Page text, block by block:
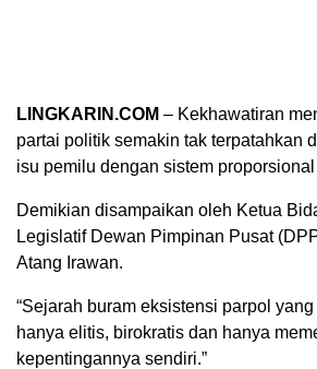
LINGKARIN.COM – Kekhawatiran
partai politik semakin tak terpatahkan
isu pemilu dengan sistem proporsional
Demikian disampaikan oleh Ketua
Legislatif Dewan Pimpinan Pusat
Atang Irawan.
“Sejarah buram eksistensi parpol
hanya elitis, birokratis dan hanya
kepentingannya sendiri.”